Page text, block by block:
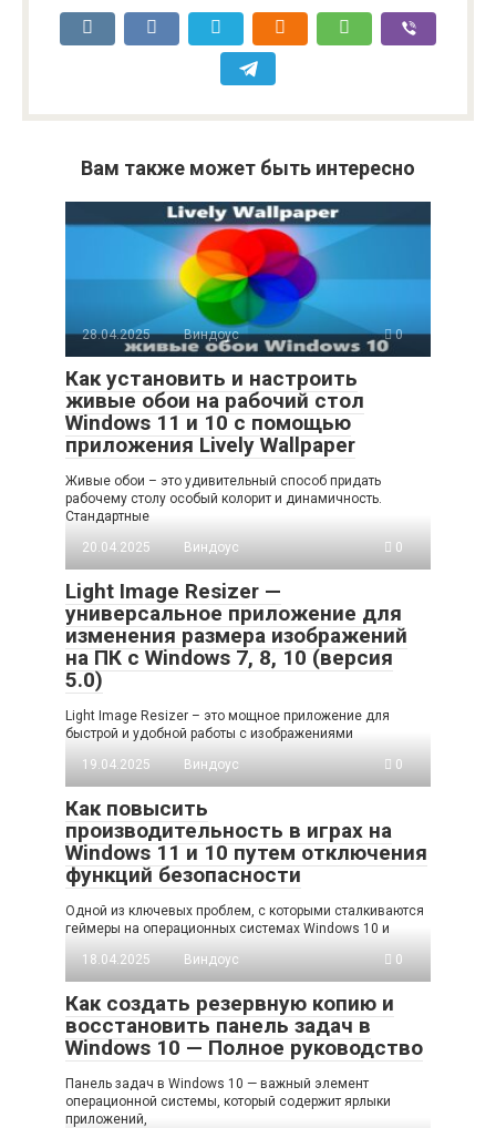
Вам также может быть интересно
28.04.2025 Виндоус 0
Как установить и настроить
живые обои на рабочий стол
Windows 11 и 10 с помощью
приложения Lively Wallpaper
Живые обои – это удивительный способ придать
рабочему столу особый колорит и динамичность.
Стандартные
20.04.2025
Виндоус 0
Light Image Resizer —
универсальное приложение для
изменения размера изображений
на ПК с Windows 7, 8, 10 (версия
5.0)
Light Image Resizer – это мощное приложение для
быстрой и удобной работы с изображениями
19.04.2025
Виндоус 0
Как повысить
производительность в играх на
Windows 11 и 10 путем отключения
функций безопасности
Одной из ключевых проблем, с которыми сталкиваются
геймеры на операционных системах Windows 10 и
18.04.2025
Виндоус 0
Как создать резервную копию и
восстановить панель задач в
Windows 10 — Полное руководство
Панель задач в Windows 10 — важный элемент
операционной системы, который содержит ярлыки
приложений,